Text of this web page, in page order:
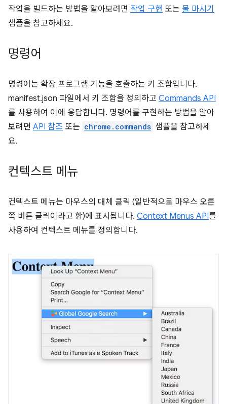
작업을 빌드하는 방법을 알아보려면 작업 구현 또는 물 마시기
샘플을 참고하세요.
명령어
명령어는 확장 프로그램 기능을 호출하는 키 조합입니다.
manifest.json 파일에서 키 조합을 정의하고 Commands API
를 사용하여 이에 응답합니다. 명령어를 구현하는 방법을 알아
보려면 API 참조 또는 chrome.commands 샘플을 참고하세
요.
컨텍스트 메뉴
컨텍스트 메뉴는 마우스의 대체 클릭 (일반적으로 마우스 오른
쪽 버튼 클릭이라고 함)에 표시됩니다. Context Menus API를
사용하여 컨텍스트 메뉴를 정의합니다.